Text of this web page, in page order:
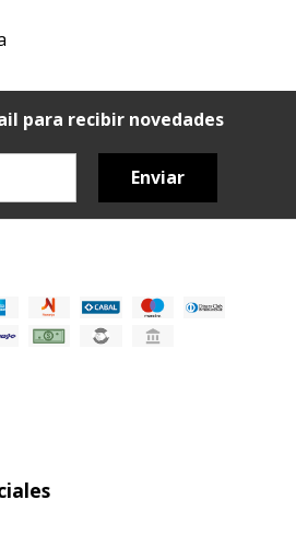
para recibir novedades
Enviar